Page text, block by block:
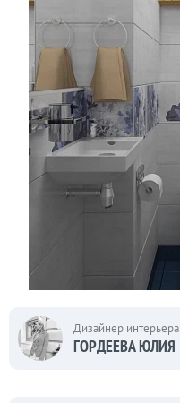
Дизайнер интерьера
ГОРДЕЕВА ЮЛИЯ